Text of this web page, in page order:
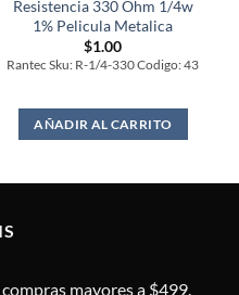
Resistencia 330 Ohm 1/4w
1% Pelicula Metalica
$1.00
Rantec Sku: R-1/4-330 Codigo: 43
AÑADIR AL CARRITO
mayores a $499.